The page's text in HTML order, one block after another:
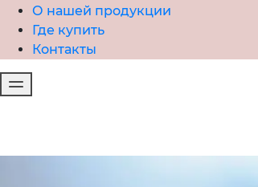
О нашей продукции
Где купить
Контакты